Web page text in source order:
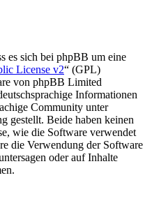
es sich bei phpBB um eine
License v2“ (GPL)
von phpBB Limited
Informationen
Community unter
gestellt. Beide haben keinen
wie die Software verwendet
die Verwendung der Software
oder auf Inhalte